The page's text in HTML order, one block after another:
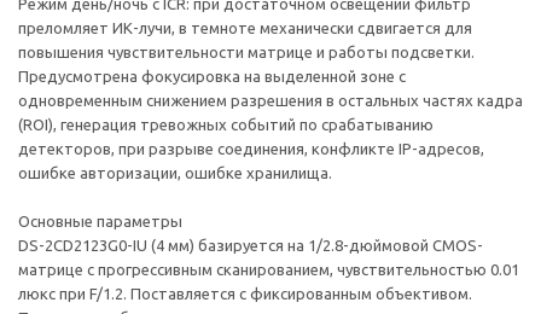
Режим день/ночь с ICR: при достаточном освещении фильтр
преломляет ИК-лучи, в темноте механически сдвигается для
повышения чувствительности матрице и работы подсветки.
Предусмотрена фокусировка на выделенной зоне с
одновременным снижением разрешения в остальных частях кадра
(ROI), генерация тревожных событий по срабатыванию
детекторов, при разрыве соединения, конфликте IP-адресов,
ошибке авторизации, ошибке хранилища.
Основные параметры
DS-2CD2123G0-IU (4 мм) базируется на 1/2.8-дюймовой CMOS-
матрице с прогрессивным сканированием, чувствительностью 0.01
люкс при F/1.2. Поставляется с фиксированным объективом.